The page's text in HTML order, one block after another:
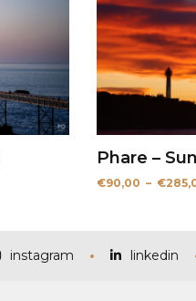
Phare –
€90,00 – €
instagram linkedin